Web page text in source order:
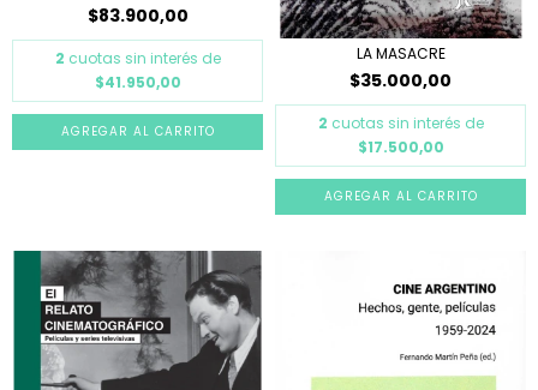
$83.900,00
2 cuotas sin interés de
$41.950,00
LA MASACRE
$35.000,00
2 cuotas sin interés de
$17.500,00